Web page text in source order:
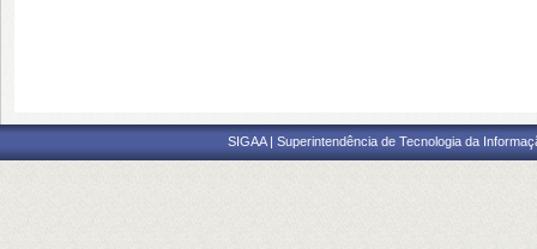
SIGAA | Superintendência de Tecnologia da